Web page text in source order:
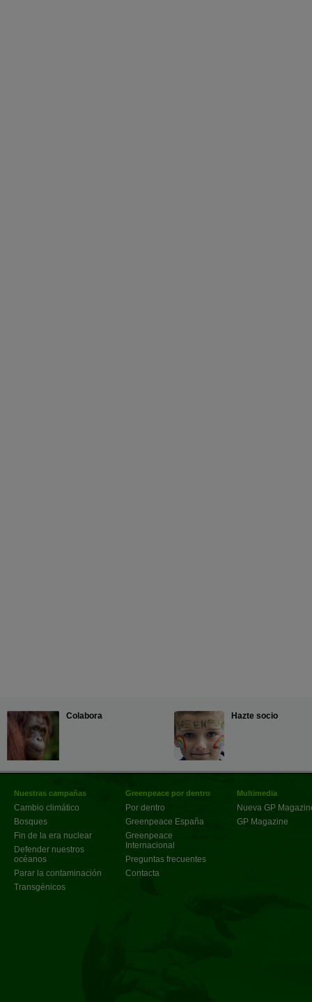
Colabora Hazte socio
Nuestras campañas
Cambio climático
Bosques
Fin de la era nuclear
Defender nuestros
océanos
Parar la contaminación
Transgénicos
Greenpeace por dentro
Por dentro
Greenpeace España
Greenpeace
Internacional
Preguntas frecuentes
Contacta
Multimedia
Nueva GP
GP Magazine